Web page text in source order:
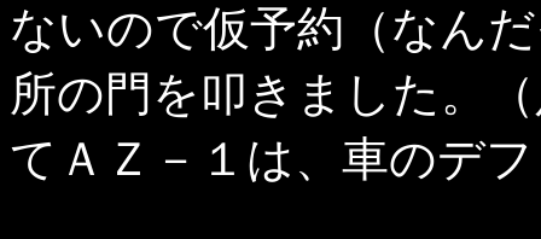
ないので仮予約（なん
所の門を叩きました。
てＡＺ－１は、車のデ